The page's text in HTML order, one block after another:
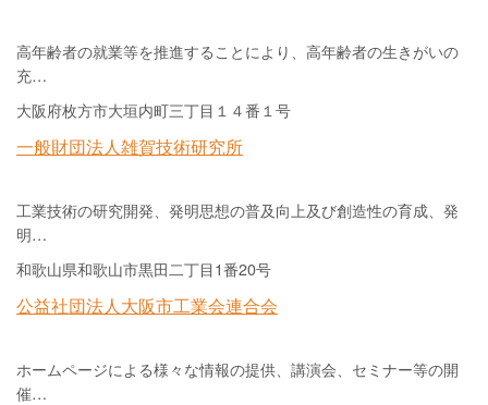
高年齢者の就業等を推進することにより、高年齢者の生きがいの
充…
大阪府枚方市大垣内町三丁目１４番１号
一般財団法人雑賀技術研究所
工業技術の研究開発、発明思想の普及向上及び創造性の育成、発
明…
和歌山県和歌山市黒田二丁目1番20号
公益社団法人大阪市工業会連合会
ホームページによる様々な情報の提供、講演会、セミナー等の開
催…